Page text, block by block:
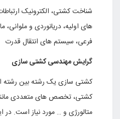
شناخت کشتی، الکترونیک
های اولیه، دریانوردی و
فرعی، سیستم های انتقال قدرت
گرایش مهندسی کشتی سازی
کشتی سازی یک رشته بین
کشتی، تخصص های متعددی
متالورژی و … مورد نیاز است.